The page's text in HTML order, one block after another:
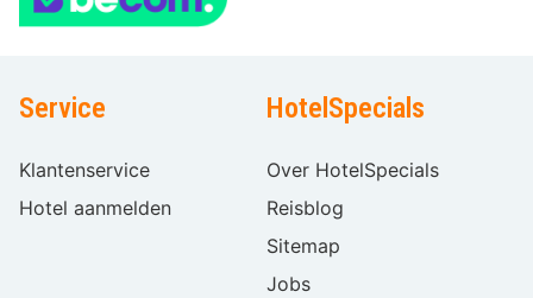
Service
Klantenservice
Hotel aanmelden
HotelSpecials
Over HotelSpecials
Reisblog
Sitemap
Jobs